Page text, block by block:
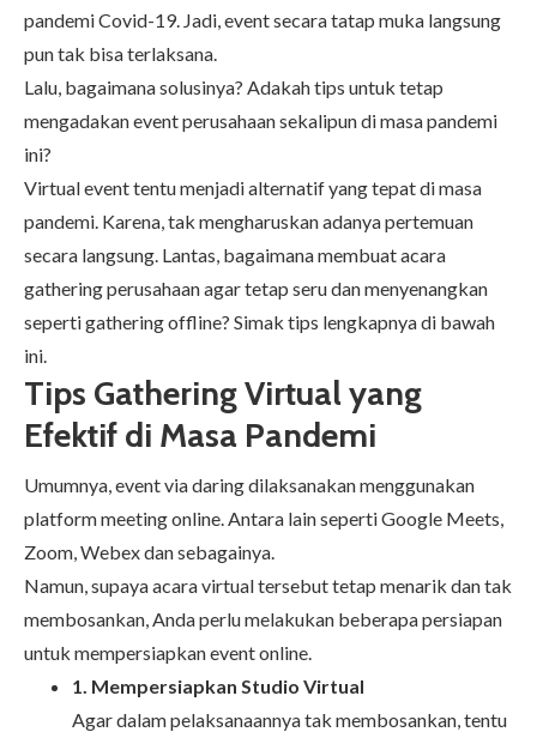
pandemi Covid-19. Jadi, event secara tatap muka langsung
pun tak bisa terlaksana.
Lalu, bagaimana solusinya? Adakah tips untuk tetap
mengadakan event perusahaan sekalipun di masa pandemi
ini?
Virtual eventtentu menjadi alternatif yang tepat di masa
pandemi. Karena, tak mengharuskan adanya pertemuan
secara langsung. Lantas, bagaimana membuat acara
gathering perusahaan agar tetap seru dan menyenangkan
seperti gathering offline? Simak tips lengkapnya di bawah
ini.
Tips Gathering Virtual yang
Efektif di Masa Pandemi
Umumnya, event via daring dilaksanakan menggunakan
platform meeting online. Antara lain seperti Google Meets,
Zoom, Webex dan sebagainya.
Namun, supaya acara virtual tersebut tetap menarik dan tak
membosankan, Anda perlu melakukan beberapa persiapan
untuk mempersiapkan event online.
1. Mempersiapkan Studio Virtual
Agar dalam pelaksanaannya tak membosankan, tentu